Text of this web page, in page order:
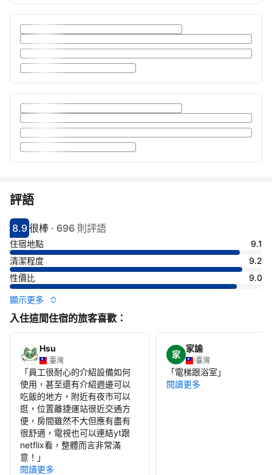
評語
分數8.9分
8.9
評比很棒
很棒 · 696 則評語
住宿地點
9.1
清潔程度
9.2
性價比
9.0
顯示更多
入住這間住宿的旅客喜歡：
Hsu
臺灣
「員工很耐心的介紹設備如何
使用，甚至還有介紹週邊可以
吃飯的地方，附近有夜市可以
逛，位置離捷運站很近交通方
便，房間雖然不大但應有盡有
很舒適，電視也可以連結yt跟
netflix看，整體而言非常滿
意！ 」
閱讀更多
家
家諭
臺灣
「電梯跟浴室 」
閱讀更多